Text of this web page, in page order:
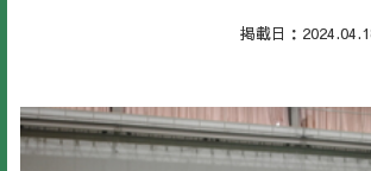
掲載日：